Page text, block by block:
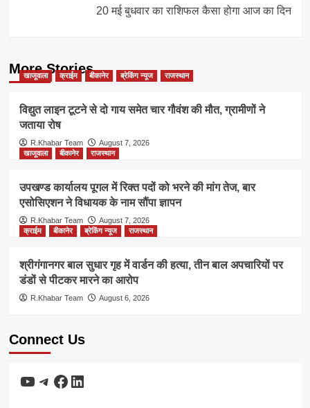
20 मई बुधवार का राशिफल कैसा होगा आज का दिन
More Stories
खाजूवाला क्राईम बीकानेर ब्रेकिंग न्यूज राजस्थान
विद्युत लाइन टूटने से दो गाय समेत चार गौवंश की मौत, ग्रामीणों ने
जताया रोष
R.Khabar Team
August 7, 2026
खाजूवाला
बीकानेर राजस्थान
उपखण्ड कार्यालय पूगल में रिक्त पदों को भरने की मांग तेज, बार
एसोसिएशन ने विधायक के नाम सौंपा ज्ञापन
R.Khabar Team
August 7, 2026
क्राईम
बीकानेर ब्रेकिंग न्यूज राजस्थान
श्रीगंगानगर बाल सुधार गृह में वार्डन की हत्या, तीन बाल अपचारियों पर
डंडों से पीटकर मारने का आरोप
R.Khabar Team August 6, 2026
Connect Us
YouTube
Telegram
Facebook
LinkedIn